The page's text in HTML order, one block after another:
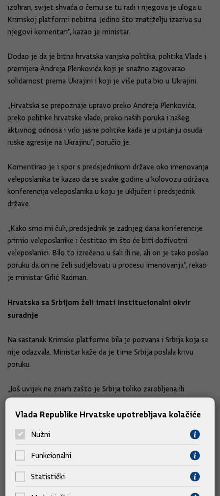
izoliran, svijet shvaća o čemu se tu radi i njegova je uloga u
Krimskoj platformi nebitna. Jedino što znatiželju izaziva su
njegovi komentari“, kazao je ministar.
Dodao je da je bitna hrvatska vanjska politika, politika Vlade i
premijera Andreja Plenkovića koji je snažno zagovarao
solidarnost prema Ukrajini i koji je više puta bio u Ukrajini.
„Hrvatska se prepoznaje upravo preko Andreja Plenkovića,
preko politike hrvatske vlade, preko naših poruka i našeg
aktivnog odnosa i vrlo jasne politike kada je u pitanju osuda
ruske agresije na Ukrajinu“, poručio je.
Komentirao je i spor s predsjednikom države oko imenovanja
veleposlanika te kazao da se svake godine u kolovozu održava
konferencija veleposlanika u koju je uključen i predsjednik
države.
„Kako smo mi čuli, predsjednik je zadnjeg dana konferencije
primio veleposlanike i čestitao im što će biti doživotni
veleposlanici. Bilo to izrečeno u šali ili ne, ali on je tako poslao
poruku da on ne želi sudjelovati u procesu imenovanja“, rekao
je ministar Grlić Radman.
Hrvatska sa Srbijom želi imati institucionalni okvir
suradnje
Na sastanak Krimske platforme bila je pozvana i Srbija koja se
nije odazvala. Ministar kaže da je time Srbija poslala krivu
poruku.
„Još uvijek ne znam zašto je Srbija toliko zarobljena ili
"ušančena" u jednu poziciju neodređivanja, iako se kroz ovaj
postupak zapravo odredila“, rekao je i dodao da jedino
„Mi razumijemo zašto Bjelorusija nije to učinila, ali je nejasno
zašto to nije učinila Srbija koje je na Zapadnom Balkanu i koja
želi postati članica Europske unije“, kazao je dodavši da se
Vlada Republike Hrvatske upotrebljava kolačiće
Nužni
Funkcionalni
Statistički